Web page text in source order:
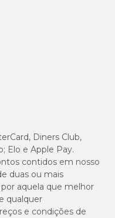
Diners Club,
Elo e Apple Pay.
contidos em nosso
duas ou mais
aquela que melhor
qualquer
e condições de